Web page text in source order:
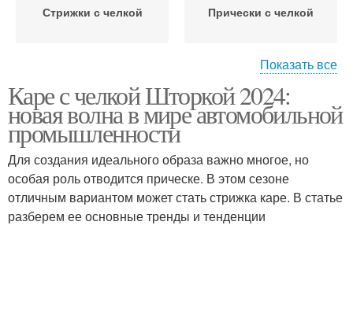
Стрижки с челкой Прически с челкой
Волос в каре Челка с удлинением
Рваная челка Удлиненная челка
Показать все
Каре с челкой Шторкой 2024:
новая волна в мире автомобильной
промышленности
Для создания идеального образа важно многое, но
особая роль отводится прическе. В этом сезоне
отличным вариантом может стать стрижка каре. В статье
разберем ее основные тренды и тенденции